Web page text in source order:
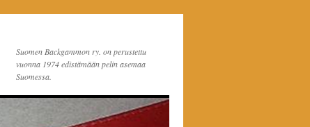
Suomen Backgammon ry. on perustettu
vuonna 1974 edistämään pelin asemaa
Suomessa.